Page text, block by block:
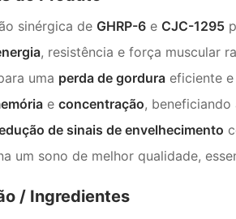
sinérgica de GHRP-6 e CJC-1295
, resistência e força muscular
uma perda de gordura eficiente
e concentração, beneficiando
de sinais de envelhecimento
um sono de melhor qualidade,
/ Ingredientes